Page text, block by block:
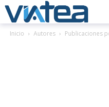
Inicio Autores Publicaciones